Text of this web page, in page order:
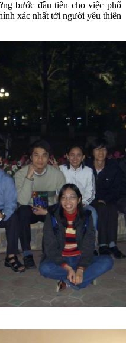
bước đầu tiên cho việc phổ
xác nhất tới người yêu thiên